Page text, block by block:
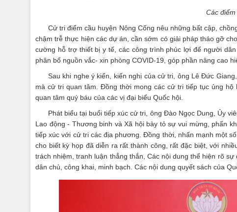
Các
Cử tri điểm cầu huyện Nông Cống nêu những bất cập,
chậm trễ thực hiện các dự án, cần sớm có giải pháp tháo gỡ
cường hỗ trợ thiết bị y tế, các công trình phúc lợi để người
phân bổ nguồn vắc- xin phòng COVID-19, góp phần nâng cao
Sau khi nghe ý kiến, kiến nghị của cử tri, ông Lê Đức
mà cử tri quan tâm. Đồng thời mong các cử tri tiếp tục ủng
quan tâm quý báu của các vị đại biểu Quốc hội.
Phát biểu tại buổi tiếp xúc cử tri, ông Đào Ngọc Dung, Ủy
Lao động - Thương binh và Xã hội bày tỏ sự vui mừng, phấn
tiếp xúc với cử tri các địa phương. Đồng thời, nhấn mạnh một
cho biết kỳ họp đã diễn ra rất thành công, rất đặc biệt, với
trách nhiệm, tranh luận thẳng thắn, Các nội dung thể hiện rõ
dân chủ, công khai, minh bạch. Các nội dung quyết sách của